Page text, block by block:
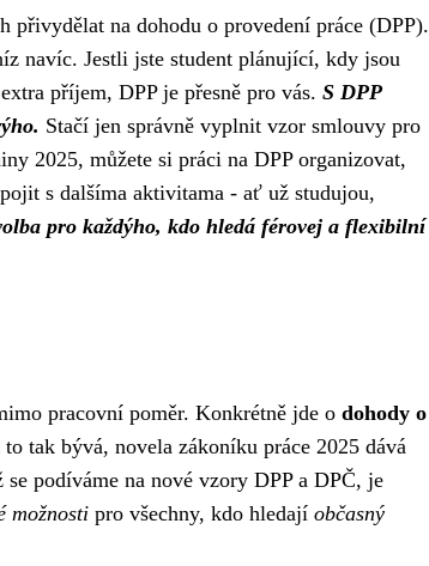
přivydělat na dohodu o provedení práce (DPP).
navíc. Jestli jste student plánující, kdy jsou
příjem, DPP je přesně pro vás. S DPP
Stačí jen správně vyplnit vzor smlouvy pro
2025, můžete si práci na DPP organizovat,
s dalšíma aktivitama - ať už studujou,
pro každýho, kdo hledá férovej a flexibilní
pracovní poměr. Konkrétně jde o dohody o
to tak bývá, novela zákoníku práce 2025 dává
podíváme na nové vzory DPP a DPČ, je
možnosti pro všechny, kdo hledají občasný